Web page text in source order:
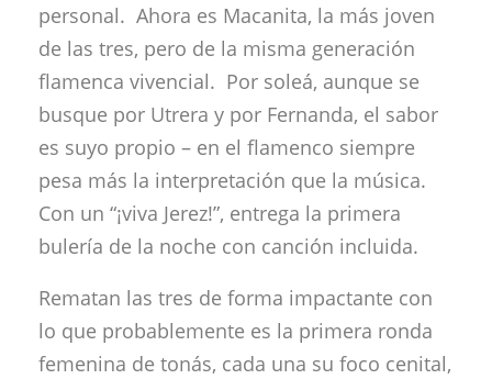
personal. Ahora es Macanita, la más joven
de las tres, pero de la misma generación
flamenca vivencial. Por soleá, aunque se
busque por Utrera y por Fernanda, el sabor
es suyo propio – en el flamenco siempre
pesa más la interpretación que la música.
Con un “¡viva Jerez!”, entrega la primera
bulería de la noche con canción incluida.
Rematan las tres de forma impactante con
lo que probablemente es la primera ronda
femenina de tonás, cada una su foco cenital,